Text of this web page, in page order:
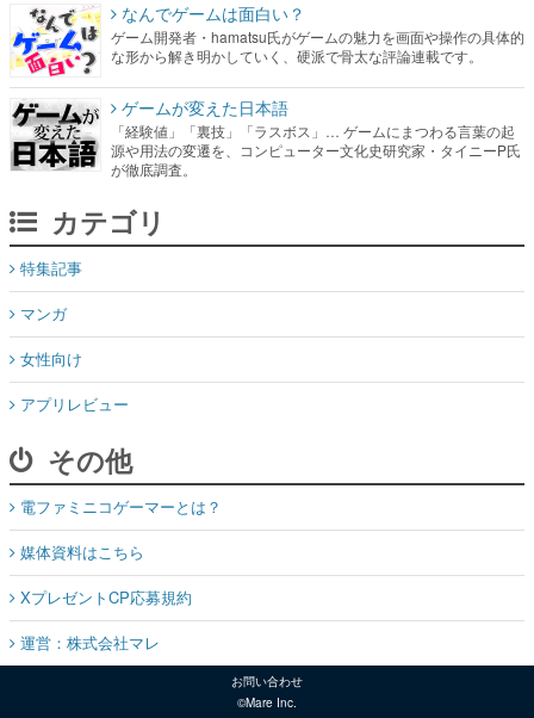
なんでゲームは面白い？
ゲーム開発者・hamatsu氏がゲームの魅力を画面や操作の具体的
な形から解き明かしていく、硬派で骨太な評論連載です。
ゲームが変えた日本語
「経験値」「裏技」「ラスボス」… ゲームにまつわる言葉の起
源や用法の変遷を、コンピューター文化史研究家・タイニーP氏
が徹底調査。
カテゴリ
特集記事
マンガ
女性向け
アプリレビュー
その他
電ファミニコゲーマーとは？
媒体資料はこちら
XプレゼントCP応募規約
運営：株式会社マレ
お問い合わせ
©Mare Inc.